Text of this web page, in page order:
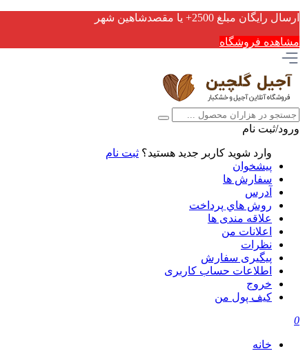
ارسال رایگان مبلغ 2500+ یا مقصدشاهین شهر
مشاهده فروشگاه
ورود/ثبت نام
وارد شوید کاربر جدید هستید؟ ثبت نام
پیشخوان
سفارش ها
آدرس
روش هاي پرداخت
علاقه مندی ها
اعلانات من
نظرات
پیگیری سفارش
اطلاعات حساب كاربری
خروج
کیف پول من
0
خانه